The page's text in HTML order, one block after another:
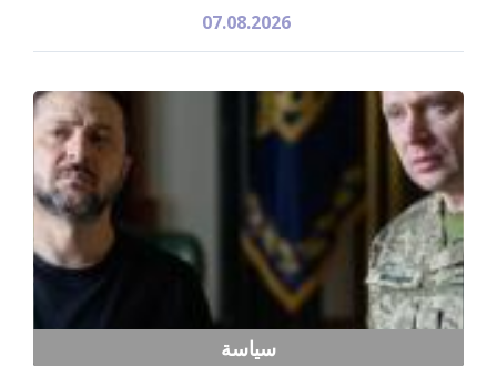
07.08.2026
سياسة